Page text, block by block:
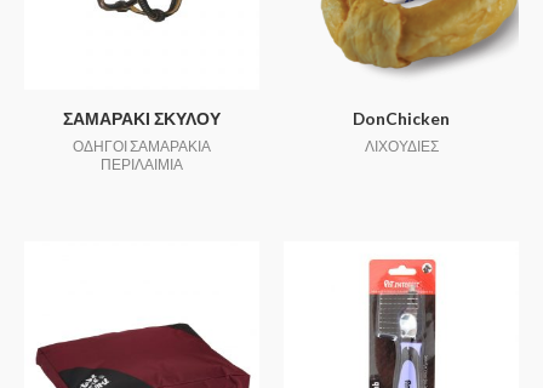
ΣΑΜΑΡΑΚΙ ΣΚΥΛΟΥ
ΟΔΗΓΟΙ ΣΑΜΑΡΑΚΙΑ
ΠΕΡΙΛΑΙΜΙΑ
DonChicken
ΛΙΧΟΥΔΙΕΣ